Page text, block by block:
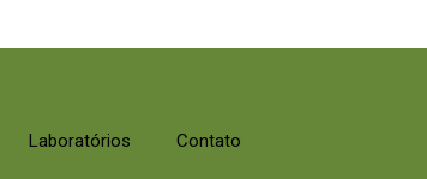
Laboratórios Contato